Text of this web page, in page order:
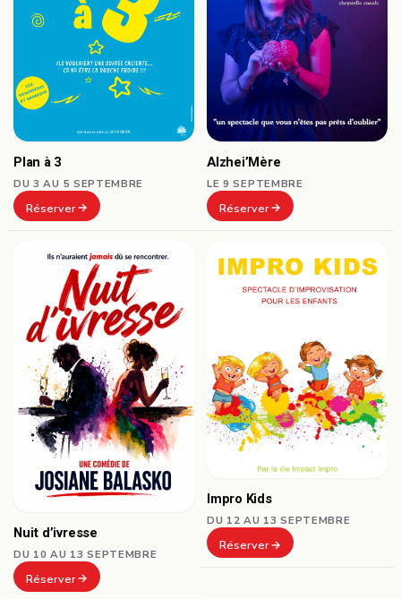
Plan à 3
DU 3 AU 5 SEPTEMBRE
Réserver
Alzhei’Mère
LE 9 SEPTEMBRE
Réserver
Nuit d’ivresse
DU 10 AU 13 SEPTEMBRE
Réserver
Impro Kids
DU 12 AU 13 SEPTEMBRE
Réserver